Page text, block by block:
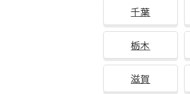
千葉
栃木
滋賀